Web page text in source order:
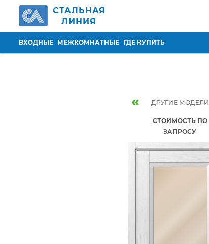
Перейти к основному содержанию
СТАЛЬНАЯ
ЛИНИЯ
ВХОДНЫЕ МЕЖКОМНАТНЫЕ ГДЕ КУПИТЬ
« ДРУГИЕ МОДЕЛИ
СТОИМОСТЬ ПО
ЗАПРОСУ